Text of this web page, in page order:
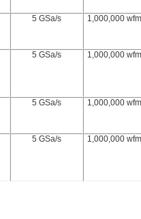
5 GSa/s 1,000,000
5 GSa/s 1,000,000
5 GSa/s 1,000,000
5 GSa/s 1,000,000